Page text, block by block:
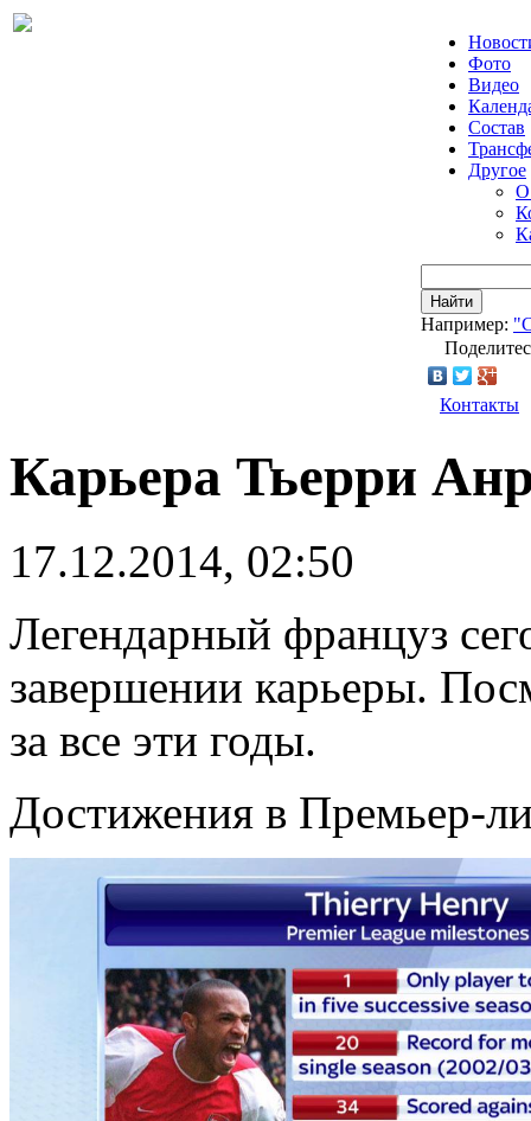
Фото
Видео
Состав
Другое
О
Найти
Например:
Контакты
Карьера Тьерри
17.12.2014, 02:50
Легендарный француз
завершении карьеры.
за все эти годы.
Достижения в Премьер-